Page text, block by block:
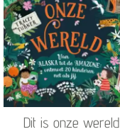
Dit is onze wereld